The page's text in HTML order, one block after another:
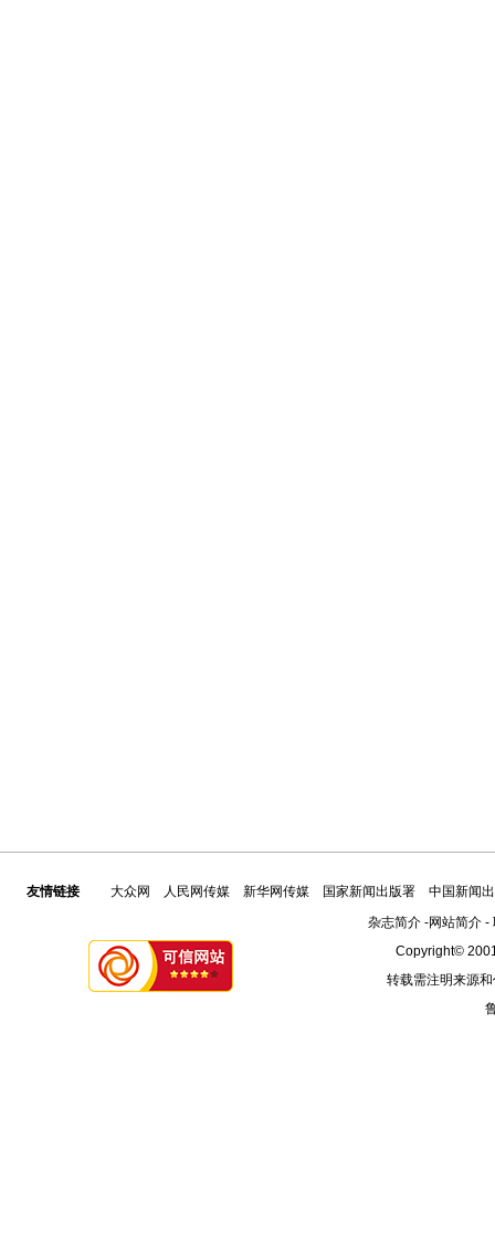
友情链接 大众网 人民网传媒 新华网传媒 国家新闻出版署
中国新闻
杂志简介-网站简介-
Copyright©
转载需注明来源